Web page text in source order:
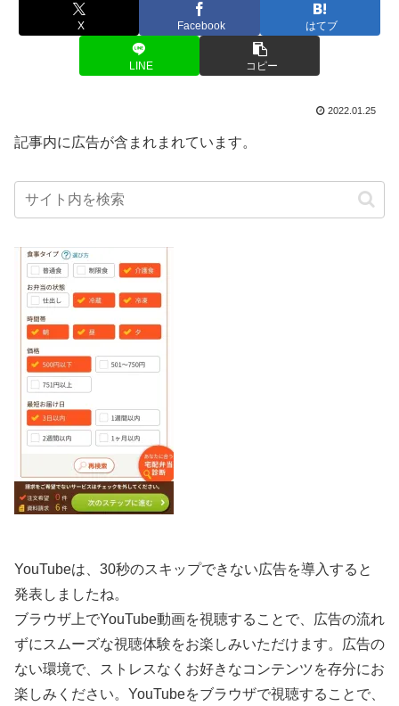
X Facebook はてブ
LINE コピー
2022.01.25
記事内に広告が含まれまれています。
YouTubeは、30秒のスキップできない広告を導入すると
発表しましたね。
ブラウザ上でYouTube動画を視聴することで、広告の流れ
ずにスムーズな視聴体験をお楽しみいただけます。広告の
ない環境で、ストレスなくお好きなコンテンツを存分にお
楽しみください。YouTubeをブラウザで視聴することで、